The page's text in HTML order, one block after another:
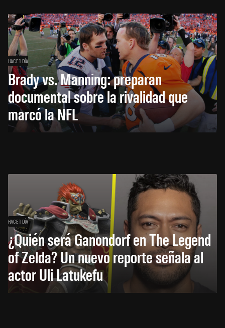
HACE 1 DÍA
Brady vs. Manning: preparan
documental sobre la rivalidad que
marcó la NFL
HACE 1 DÍA
¿Quién será Ganondorf en The Legend
of Zelda? Un nuevo reporte señala al
actor Uli Latukefu